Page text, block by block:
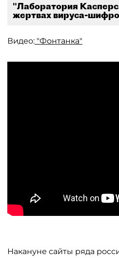
"Лаборатория
жертвах вируса-
Видео: "Фонтанка"
Накануне сайты ряда